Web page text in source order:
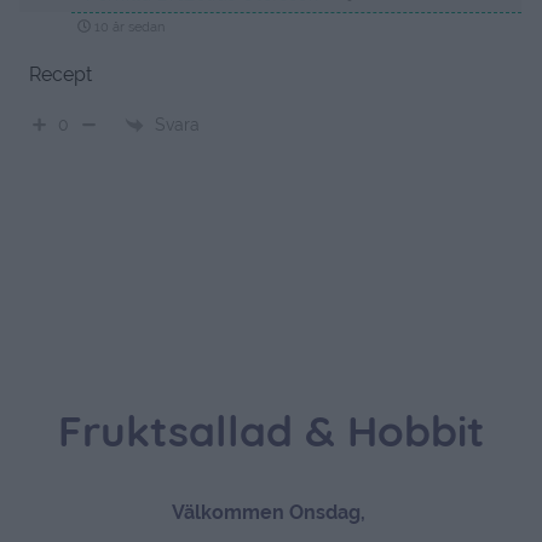
10 år sedan
Recept
Svara
Fruktsallad & Hobbit
Välkommen Onsdag,